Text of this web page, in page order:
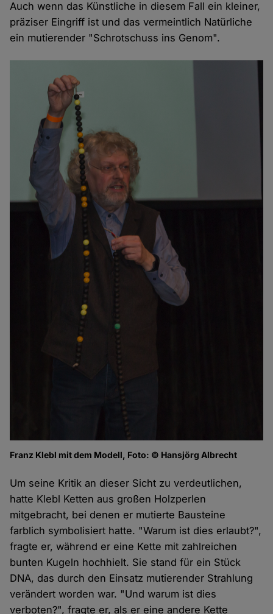
Auch wenn das Künstliche in diesem Fall ein kleiner,
präziser Eingriff ist und das vermeintlich Natürliche
ein mutierender "Schrotschuss ins Genom".
Franz Klebl mit dem Modell, Foto: © Hansjörg Albrecht
Um seine Kritik an dieser Sicht zu verdeutlichen,
hatte Klebl Ketten aus großen Holzperlen
mitgebracht, bei denen er mutierte Bausteine
farblich symbolisiert hatte. "Warum ist dies erlaubt?",
fragte er, während er eine Kette mit zahlreichen
bunten Kugeln hochhielt. Sie stand für ein Stück
DNA, das durch den Einsatz mutierender Strahlung
verändert worden war. "Und warum ist dies
verboten?", fragte er, als er eine andere Kette